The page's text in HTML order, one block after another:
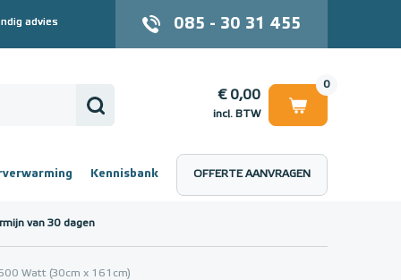
advies 085 - 30 31 455
0
€ 0,00
incl. BTW
€ 0,00
Kennisbank OFFERTE AANVRAGEN
van 30 dagen
Watt (30cm x 161cm)